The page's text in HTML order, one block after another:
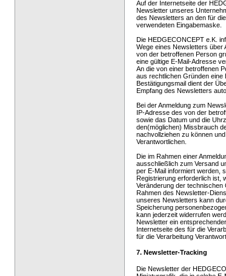
Auf der Internetseite der
Newsletter unseres
des Newsletters an den für
verwendeten Eingabemaske.
Die HEDGECONCEPT e.K.
Wege eines Newsletters
von der betroffenen Person
eine gültige E-Mail-Adresse
An die von einer betroffenen
aus rechtlichen Gründen eine
Bestätigungsmail dient der
Empfang des Newsletters
Bei der Anmeldung zum
IP-Adresse des von der
sowie das Datum und die
den(möglichen) Missbrauch
nachvollziehen zu können
Verantwortlichen.
Die im Rahmen einer
ausschließlich zum Versand
per E-Mail informiert werden,
Registrierung erforderlich ist,
Veränderung der technischen
Rahmen des Newsletter-
unseres Newsletters kann
Speicherung
kann jederzeit widerrufen
Newsletter ein
Internetseite des für die
für die Verarbeitung
7. Newsletter-Tracking
Die Newsletter der